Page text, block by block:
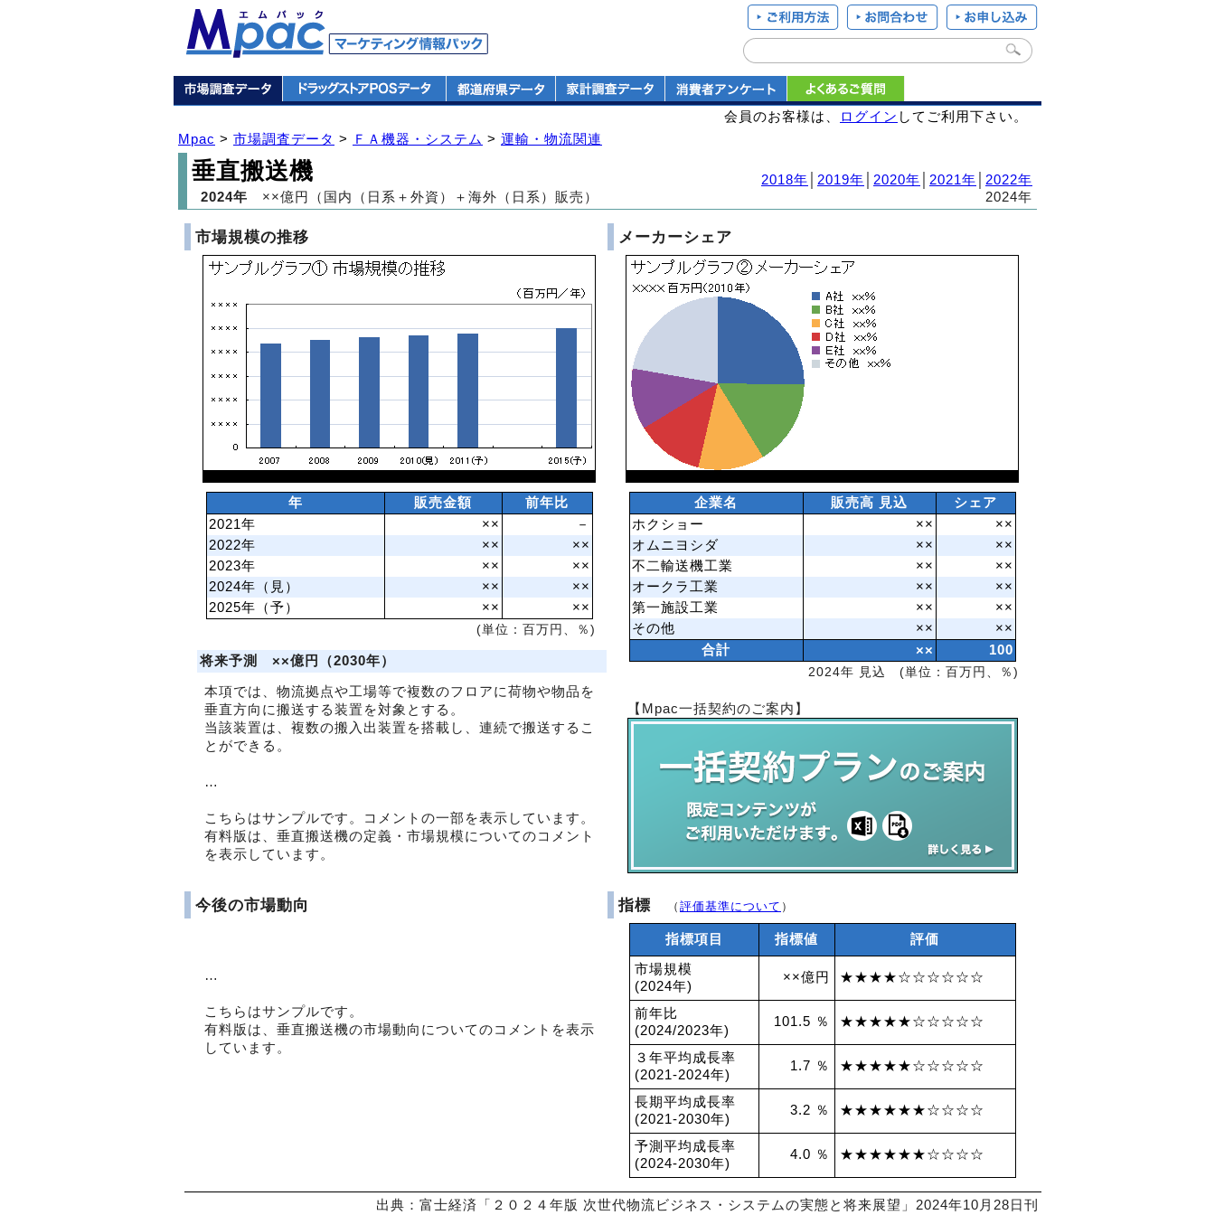
会員のお客様は、 ログイン してご利用下さい。
Mpac > 市場調査データ > ＦＡ機器・システム > 運輸・物流関連
垂直搬送機 2018年 2019年 2020年 2021年
2022年
2024年
2024年 ××億円（国内（日系＋外資）＋海外（日系）販売）
市場規模の推移
年 販売金額
前年比
2021年
××
－
2022年
××
××
2023年
××
××
2024年（見）
××
××
2025年（予）
××
××
(単位：百万円、％)
将来予測 ××億円（2030年）
本項では、物流拠点や工場等で複数のフロアに荷物や物品を
垂直方向に搬送する装置を対象とする。
当該装置は、複数の搬入出装置を搭載し、連続で搬送するこ
とができる。
…
こちらはサンプルです。コメントの一部を表示しています。
有料版は、垂直搬送機の定義・市場規模についてのコメント
を表示しています。
メーカーシェア
企業名 販売高 見込
シェア
ホクショー
××
××
オムニヨシダ
××
××
不二輸送機工業
××
××
オークラ工業
××
××
第一施設工業
××
××
その他
××
××
合計
××
100
2024年 見込 (単位：百万円、％)
【Mpac一括契約のご案内】
今後の市場動向
…
こちらはサンプルです。
有料版は、垂直搬送機の市場動向についてのコメントを表示
しています。
指標 （ 評価基準について ）
指標項目 指標値 評価
市場規模
(2024年)
××億円 ★★★★☆☆☆☆☆☆
前年比
(2024/2023年)
101.5 ％ ★★★★★☆☆☆☆☆
３年平均成長率
(2021-2024年)
1.7 ％ ★★★★★☆☆☆☆☆
長期平均成長率
(2021-2030年)
3.2 ％ ★★★★★★☆☆☆☆
予測平均成長率
(2024-2030年)
4.0 ％ ★★★★★★☆☆☆☆
出典：富士経済「２０２４年版 次世代物流ビジネス・システムの実態と将来展望」2024年10月28日刊